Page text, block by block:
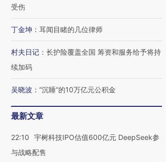
受伤
丁金坤 ： 耳闻目睹的几位律师
村夫日记 ： 长护险覆盖全国 筹资和服务给予将持
续加码
吴晓波 ： “沉睡”的10万亿元公积金
最新文章
22:10
宇树科技IPO估值600亿元 DeepSeek参
与战略配售